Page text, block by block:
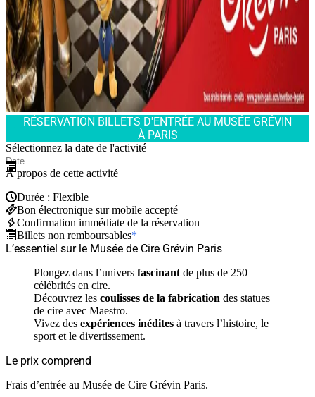
RÉSERVATION BILLETS D'ENTRÉE AU MUSÉE GRÉVIN
À PARIS
Sélectionnez la date de l'activité
À propos de cette activité
Durée : Flexible
Bon électronique sur mobile accepté
Confirmation immédiate de la réservation
Billets non remboursables*
L’essentiel sur le Musée de Cire Grévin Paris
Plongez dans l’univers fascinant de plus de 250
célébrités en cire.
Découvrez les coulisses de la fabrication des statues
de cire avec Maestro.
Vivez des expériences inédites à travers l’histoire, le
sport et le divertissement.
Le prix comprend
Frais d’entrée au Musée de Cire Grévin Paris.